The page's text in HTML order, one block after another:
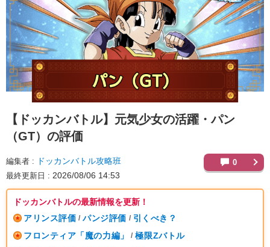
【ドッカンバトル】 元気少女の活躍・パン
（GT）の評価
編集者 ドッカンバトル攻略班
最終更新日 2026/08/06 14:53
0
ドッカンバトルの最新情報を更新！
アリンス評価 / パンジ評価 / 引くべき？
フロンティア「魔の力編」
/ 極限Zバトル